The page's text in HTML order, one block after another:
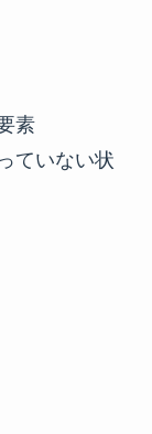
素
ていない状